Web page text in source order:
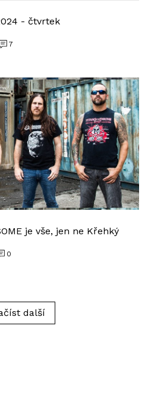
- čtvrtek
7
je vše, jen ne Křehký
0
další